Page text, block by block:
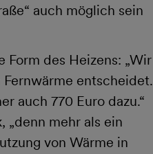
auch möglich sein
des Heizens: „Wir
entscheidet.
auch 770 Euro dazu.“
„denn mehr als ein
von Wärme in